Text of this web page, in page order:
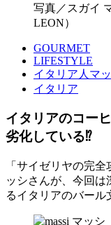
写真／スガイ
LEON）
GOURMET
LIFESTYLE
イタリア人マ
イタリア
イタリアのコー
劣化している⁉
「サイゼリヤの完
ッシさんが、今回は
るイタリアのバール